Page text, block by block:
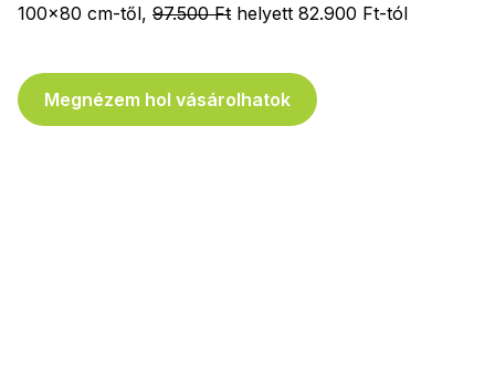
100x80 cm-től, 97.500 Ft helyett 82.900 Ft-tól
Megnézem hol vásárolhatok